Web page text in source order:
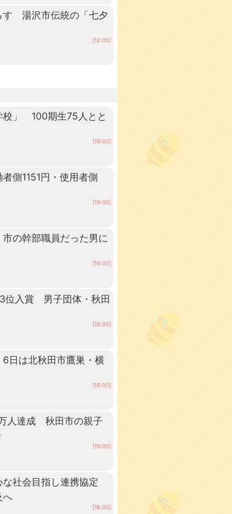
す 湯沢市伝統の「七夕
[12:00]
校」 100期生75人とと
[19:00]
側1151円・使用者側
[19:00]
の幹部職員だった男に
[19:00]
位入賞 男子団体・秋田
[19:00]
日は北秋田市鷹巣・横
[18:00]
人達成 秋田市の親子
[19:00]
な社会目指し連携協定
へ
[18:00]